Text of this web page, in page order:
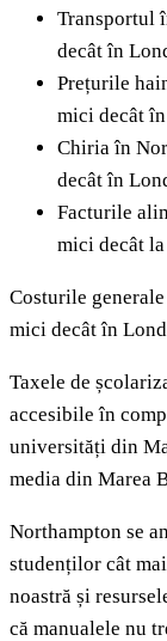
Transportul
decât în
Prețurile
mici decât
Chiria în
decât în
Facturile
mici decât
Costurile
mici decât în
Taxele de
accesibile în
universități din
media din Marea
Northampton se
studenților cât
noastră și
că manualele nu